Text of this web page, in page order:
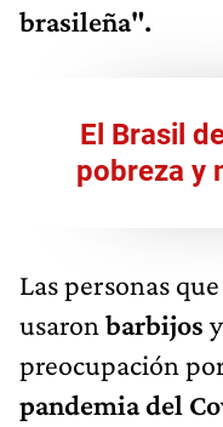
brasileña".
El Brasil
pobreza y
Las personas
usaron barbijos
preocupación
pandemia del